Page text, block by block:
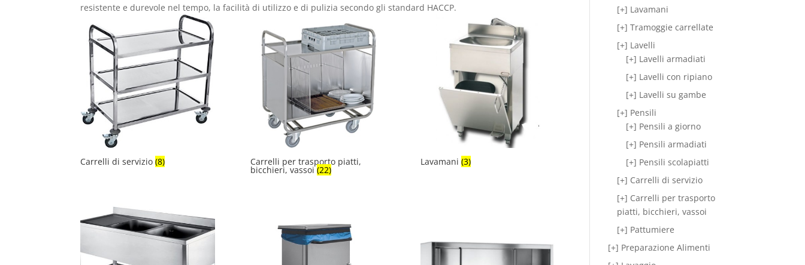
resistente e durevole nel tempo, la facilità di utilizzo e di pulizia secondo gli standard HACCP.
Carrelli di servizio(8) Carrelli per trasporto piatti,
bicchieri, vassoi(22)
Lavamani (3)
[+] Lavamani
[+] Tramoggie carrellate
[+] Lavelli
[+] Lavelli armadiati
[+] Lavelli con ripiano
[+] Lavelli su gambe
[+] Pensili
[+] Pensili a giorno
[+] Pensili armadiati
[+] Pensili scolapiatti
[+] Carrelli di servizio
[+] Carrelli per trasporto
piatti, bicchieri, vassoi
[+] Pattumiere
[+] Preparazione Alimenti